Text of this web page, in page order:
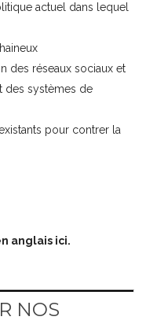
actuel dans lequel
des réseaux sociaux et
des systèmes de
pour contrer la
anglais ici.
NOS